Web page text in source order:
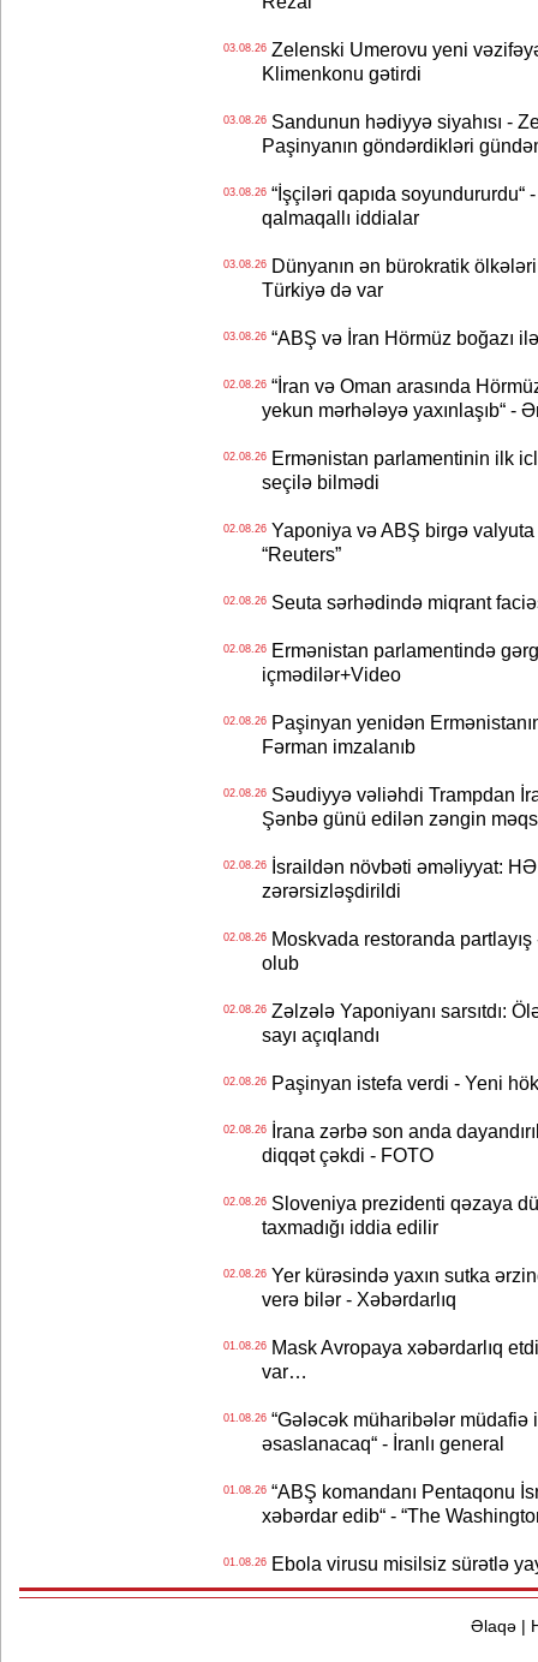
03.08.26Zelenski Umerovu yeni
Klimenkonu gətirdi
03.08.26Sandunun hədiyyə siyahısı -
Paşinyanın göndərdikləri
03.08.26“İşçiləri qapıda soyundururdu“
qalmaqallı iddialar
03.08.26Dünyanın ən bürokratik ölkələri
Türkiyə də var
03.08.26“ABŞ və İran Hörmüz boğazı ilə
02.08.26“İran və Oman arasında
yekun mərhələyə yaxınlaşıb“ -
02.08.26Ermənistan parlamentinin ilk
seçilə bilmədi
02.08.26Yaponiya və ABŞ birgə valyuta
“Reuters”
02.08.26Seuta sərhədində miqrant
02.08.26Ermənistan parlamentində
içmədilər+Video
02.08.26Paşinyan yenidən
Fərman imzalanıb
02.08.26Səudiyyə vəliəhdi Trampdan
Şənbə günü edilən zəngin
02.08.26İsraildən növbəti əməliyyat:
zərərsizləşdirildi
02.08.26Moskvada restoranda
olub
02.08.26Zəlzələ Yaponiyanı sarsıtdı:
sayı açıqlandı
02.08.26Paşinyan istefa verdi - Yeni
02.08.26İrana zərbə son anda
diqqət çəkdi - FOTO
02.08.26Sloveniya prezidenti qəzaya
taxmadığı iddia edilir
02.08.26Yer kürəsində yaxın sutka
verə bilər - Xəbərdarlıq
01.08.26Mask Avropaya xəbərdarlıq
var…
01.08.26“Gələcək müharibələr müdafiə
əsaslanacaq“ - İranlı general
01.08.26“ABŞ komandanı Pentaqonu
xəbərdar edib“ - “The
01.08.26Ebola virusu misilsiz sürətlə
Əlaqə|